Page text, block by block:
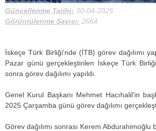
Güncellenme Tarihi: 30-04-2025
Görüntülenme Sayısı: 2664
İskeçe Türk Birliği'nde (İTB) görev dağılımı
Pazar günü gerçekleştirilen İskeçe Türk
sonra görev dağılımı yapıldı.
Genel Kurul Başkanı Mehmet Hacıhalil'in
2025 Çarşamba günü görev dağılımı
Görev dağılımı sonrası Kerem Abdurahimoğlu